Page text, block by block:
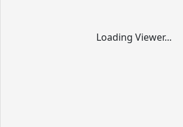
Loading Viewer...